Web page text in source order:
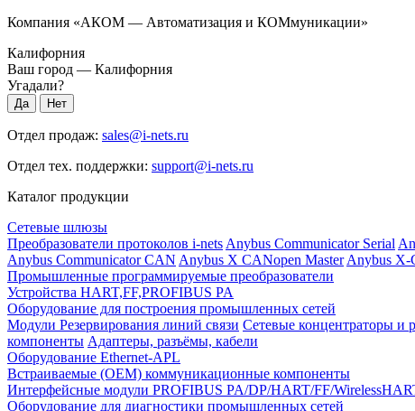
Компания «АКОМ — Автоматизация и КОМмуникации»
Калифорния
Ваш город — Калифорния
Угадали?
Отдел продаж: sales@i-nets.ru
Отдел тех. поддержки: support@i-nets.ru
Каталог продукции
Сетевые шлюзы
Преобразователи протоколов i-nets Anybus Communicator Serial
Anybus Communicator CAN Anybus X CANopen Master Anybus X-
Промышленные программируемые преобразователи
Устройства HART,FF,PROFIBUS PA
Оборудование для построения промышленных сетей
Модули Резервирования линий связи Сетевые концентраторы и
компоненты Адаптеры, разъёмы, кабели
Оборудование Ethernet-APL
Встраиваемые (OEM) коммуникационные компоненты
Интерфейсные модули PROFIBUS PA/DP/HART/FF/
Оборудование для диагностики промышленных сетей